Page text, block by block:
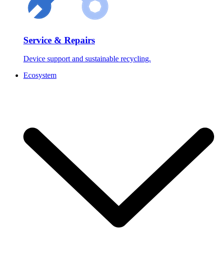
Service & Repairs
Device support and sustainable recycling.
Ecosystem